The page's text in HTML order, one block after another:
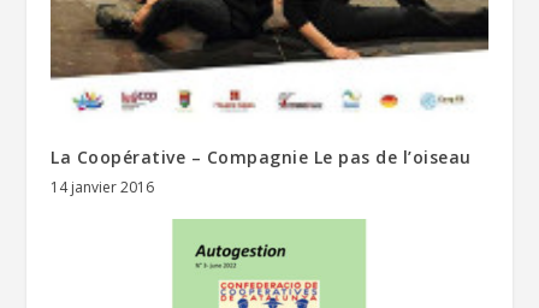
La Coopérative – Compagnie Le pas de l’oiseau
14 janvier 2016